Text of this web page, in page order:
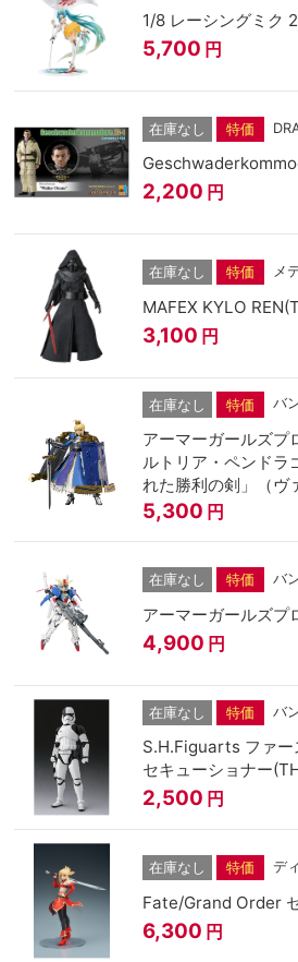
1/8 レーシングミク
5,700 円
在庫なし 特価
2,200 円
在庫なし 特価 メ
MAFEX KYLO
3,100 円
在庫なし 特価 バ
アーマーガールズプ
ルトリア・ペンドラ
れた勝利の剣」（ヴ
ー）
5,300 円
在庫なし 特価 バ
アーマーガールズプ
4,900 円
在庫なし 特価 バ
S.H.Figuarts ファー
セキューショナー
2,500 円
在庫なし 特価 デ
Fate/Grand Order
6,300 円